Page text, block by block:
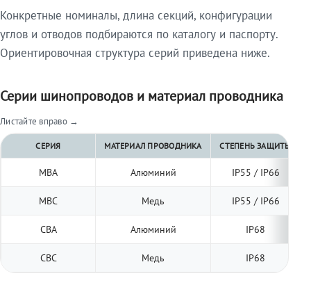
Конкретные номиналы, длина секций, конфигурации
углов и отводов подбираются по каталогу и паспорту.
Ориентировочная структура серий приведена ниже.
Серии шинопроводов и материал проводника
Листайте вправо →
СЕРИЯ МАТЕРИАЛ ПРОВОДНИКА СТЕПЕНЬ ЗАЩИТЫ
МВА Алюминий IP55 / IP66
МВС Медь IP55 / IP66
СВА Алюминий IP68
СВС Медь IP68